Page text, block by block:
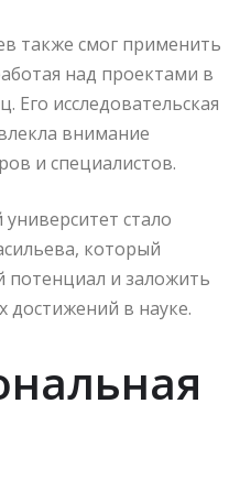
также смог применить
над проектами в
Его исследовательская
внимание
и специалистов.
стало
который
потенциал и заложить
в науке.